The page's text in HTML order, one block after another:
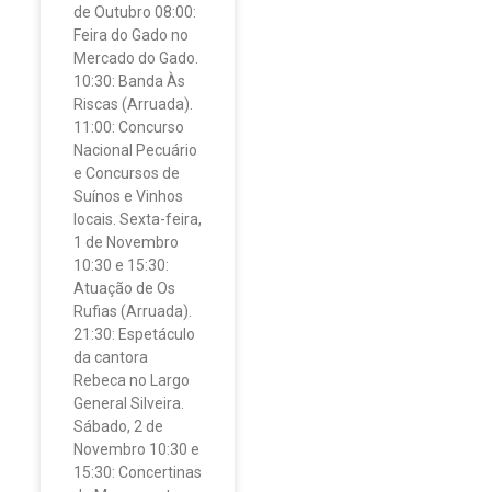
de Outubro 08:00:
Feira do Gado no
Mercado do Gado.
10:30: Banda Às
Riscas (Arruada).
11:00: Concurso
Nacional Pecuário
e Concursos de
Suínos e Vinhos
locais. Sexta-feira,
1 de Novembro
10:30 e 15:30:
Atuação de Os
Rufias (Arruada).
21:30: Espetáculo
da cantora
Rebeca no Largo
General Silveira.
Sábado, 2 de
Novembro 10:30 e
15:30: Concertinas